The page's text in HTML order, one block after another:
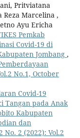
Pritviatana
Marcelina ,
Ayu Ericha
Pemkab
Covid-19 di
Jombang ,
No.1, October
Covid-19
Tangan pada Anak
Kabupaten
dan
No. 2 (2022): Vol.2